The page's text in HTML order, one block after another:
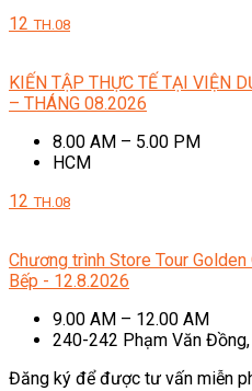
12 TH.08
KIẾN TẬP THỰC TẾ TẠI VIỆN
– THÁNG 08.2026
8.00 AM – 5.00 PM
HCM
12 TH.08
Chương trình Store Tour
Bếp - 12.8.2026
9.00 AM – 12.00 AM
240-242 Phạm Văn
Đăng ký để được tư vấn miễn